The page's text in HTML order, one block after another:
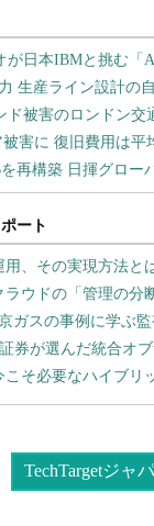
ート
、その実現方法と
ウドの「管理の分
ガスの事例に学ぶ
券が選んだ統合オ
そ必要なハイブリ
TechTargetジャ